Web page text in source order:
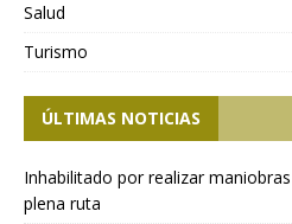
Salud
Turismo
ÚLTIMAS NOTICIAS
Inhabilitado por realizar
plena ruta